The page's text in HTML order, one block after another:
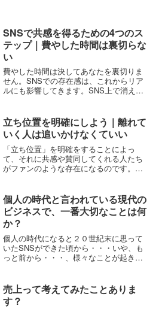
SNSで共感を得るための4つのス
テップ｜費やした時間は裏切らな
い
費やした時間は決してあなたを裏切りま
せん。SNSでの存在感は、これからリア
ルにも影響してきます。SNS上で消えて
なかなかリアルでは会えない状況が続く
のです。それを補完してくれるのがSNS
です。これから、SNS上で何者でもない
人は価値を失ってしまいます。
立ち位置を明確にしよう｜離れて
いく人は追いかけなくていい
「立ち位置」を明確をすることによっ
て、それに共感や賛同してくれる人たち
がファンのような存在になるのです。
ロナの影響でますます「個人の時代」に
なっていくと思っています。個人で発信
したり、個人で色々な個人とコラボしな
がら仕事をしていく時代です。組織の名
前より、個人の個性で仕事をしていかな
ければならないのです。そんな時代、自
分の大切にしている価値観や理想を明確
にして発信し続けること。それが大事な
たちがいたとしてもです。
個人の時代と言われている現代の
ビジネスで、一番大切なことは何
か？
個人の時代になると２０世紀末に思って
いたSNSができた頃から・・・いや、も
っと前から・・・、様々なことが起き
れからは、組織や会社ではなく「個人の
時代」になるってこと。どう...
売上って考えてみたことありま
す？